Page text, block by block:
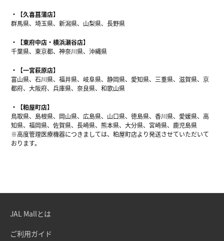
【久喜菖蒲店】
群馬県、埼玉県、新潟県、山梨県、長野県
【東府中店・横浜瀬谷店】
千葉県、東京都、神奈川県、沖縄県
【一宮萩原店】
富山県、石川県、福井県、岐阜県、静岡県、愛知県、三重県、滋賀県、京
都府、大阪府、兵庫県、奈良県、和歌山県
【粕屋町店】
鳥取県、島根県、岡山県、広島県、山口県、徳島県、香川県、愛媛県、高
知県、福岡県、佐賀県、長崎県、熊本県、大分県、宮崎県、鹿児島県
※高度管理医療機器につきましては、粕屋町店より発送させていただいて
おります。
JAL Mallとは
ご利用ガイド